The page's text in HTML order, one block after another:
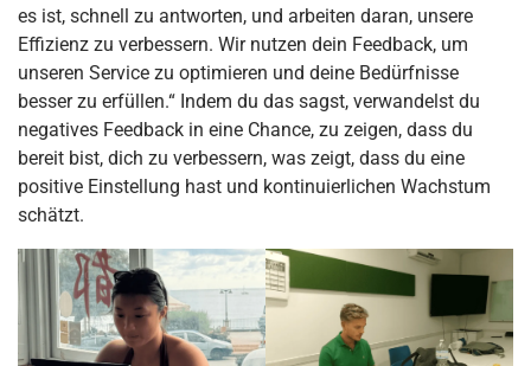
es ist, schnell zu antworten, und arbeiten daran, unsere
Effizienz zu verbessern. Wir nutzen dein Feedback, um
unseren Service zu optimieren und deine Bedürfnisse
besser zu erfüllen.“ Indem du das sagst, verwandelst du
negatives Feedback in eine Chance, zu zeigen, dass du
bereit bist, dich zu verbessern, was zeigt, dass du eine
positive Einstellung hast und kontinuierlichen Wachstum
schätzt.